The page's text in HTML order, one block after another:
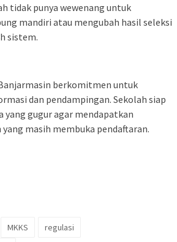
tidak punya wewenang untuk
mandiri atau mengubah hasil seleksi
sistem.
berkomitmen untuk
dan pendampingan. Sekolah siap
yang gugur agar mendapatkan
masih membuka pendaftaran.
MKKS
regulasi